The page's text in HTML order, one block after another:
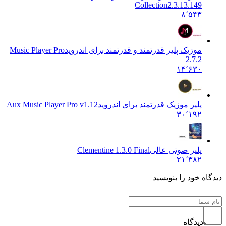
Collection2.3.13.149
۸٬۵۴۳
موزیک پلیر قدرتمند و قدرتمند برای اندرویدMusic Player Pro
۱۴٬۶۳۰
پلیر موزیک قدرتمند برای اندرویدAux Music Player Pro v1.12
۳۰٬۱۹۲
پلیر صوتی عالی Clementine 1.3.0 Final
۲۱٬۳۸۲
خود را بنویسید
دیدگاه